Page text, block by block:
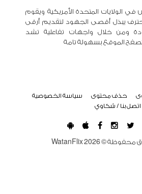
الولايات المتحدة الأمريكية ويقوم
يبذل أقصى الجهود لتقديم أرقى
ومن خلال واجهات تفاعلية تشد
الموقع بسهولة تامة
حذف محتوى
سياسة الخصوصية
اتصل بنا / شكاوي
محفوظة © WatanFlix2026